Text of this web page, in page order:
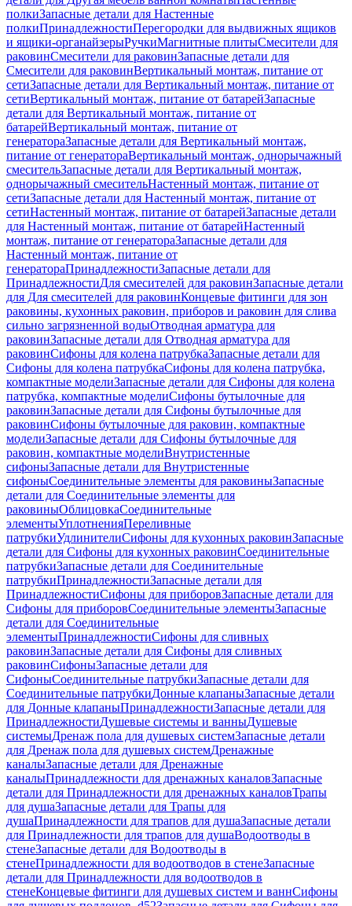
полкиЗапасные детали для Настенные
полкиПринадлежностиПерегородки для выдвижных ящиков
и ящики-органайзерыРучкиМагнитные плитыСмесители для
раковинСмесители для раковинЗапасные детали для
Смесители для раковинВертикальный монтаж, питание от
сетиЗапасные детали для Вертикальный монтаж, питание от
сетиВертикальный монтаж, питание от батарейЗапасные
детали для Вертикальный монтаж, питание от
батарейВертикальный монтаж, питание от
генератораЗапасные детали для Вертикальный монтаж,
питание от генератораВертикальный монтаж, однорычажный
смесительЗапасные детали для Вертикальный монтаж,
однорычажный смесительНастенный монтаж, питание от
сетиЗапасные детали для Настенный монтаж, питание от
сетиНастенный монтаж, питание от батарейЗапасные детали
для Настенный монтаж, питание от батарейНастенный
монтаж, питание от генератораЗапасные детали для
Настенный монтаж, питание от
генератораПринадлежностиЗапасные детали для
ПринадлежностиДля смесителей для раковинЗапасные детали
для Для смесителей для раковинКонцевые фитинги для зон
раковины, кухонных раковин, приборов и раковин для слива
сильно загрязненной водыОтводная арматура для
раковинЗапасные детали для Отводная арматура для
раковинСифоны для колена патрубкаЗапасные детали для
Сифоны для колена патрубкаСифоны для колена патрубка,
компактные моделиЗапасные детали для Сифоны для колена
патрубка, компактные моделиСифоны бутылочные для
раковинЗапасные детали для Сифоны бутылочные для
раковинСифоны бутылочные для раковин, компактные
моделиЗапасные детали для Сифоны бутылочные для
раковин, компактные моделиВнутристенные
сифоныЗапасные детали для Внутристенные
сифоныСоединительные элементы для раковиныЗапасные
детали для Соединительные элементы для
раковиныОблицовкаСоединительные
элементыУплотненияПереливные
патрубкиУдлинителиСифоны для кухонных раковинЗапасные
детали для Сифоны для кухонных раковинСоединительные
патрубкиЗапасные детали для Соединительные
патрубкиПринадлежностиЗапасные детали для
ПринадлежностиСифоны для приборовЗапасные детали для
Сифоны для приборовСоединительные элементыЗапасные
детали для Соединительные
элементыПринадлежностиСифоны для сливных
раковинЗапасные детали для Сифоны для сливных
раковинСифоныЗапасные детали для
СифоныСоединительные патрубкиЗапасные детали для
Соединительные патрубкиДонные клапаныЗапасные детали
для Донные клапаныПринадлежностиЗапасные детали для
ПринадлежностиДушевые системы и ванныДушевые
системыДренаж пола для душевых системЗапасные детали
для Дренаж пола для душевых системДренажные
каналыЗапасные детали для Дренажные
каналыПринадлежности для дренажных каналовЗапасные
детали для Принадлежности для дренажных каналовТрапы
для душаЗапасные детали для Трапы для
душаПринадлежности для трапов для душаЗапасные детали
для Принадлежности для трапов для душаВодоотводы в
стенеЗапасные детали для Водоотводы в
стенеПринадлежности для водоотводов в стенеЗапасные
детали для Принадлежности для водоотводов в
стенеКонцевые фитинги для душевых систем и ваннСифоны